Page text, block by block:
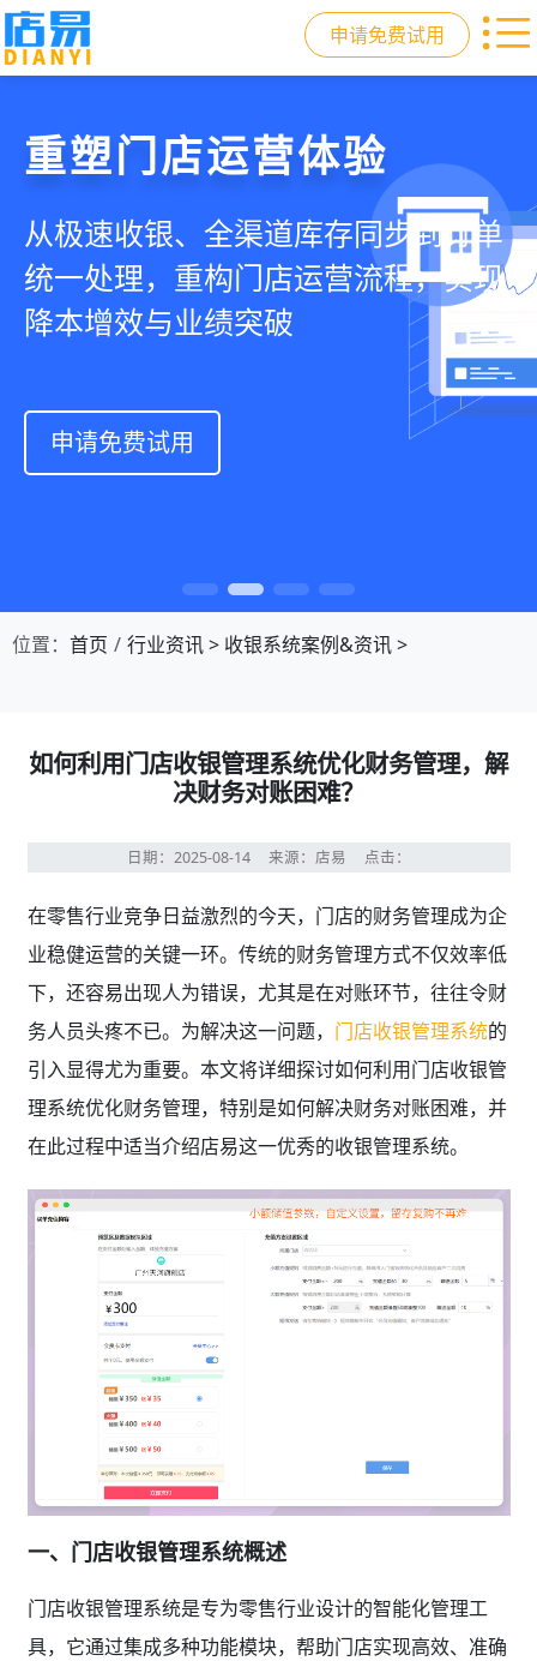
申请免费试用
门店收银，就用店易
智慧收银+商品库存+会员增长+小程序
商城，一套系统解决开店管店及业绩
增长难题
申请免费试用
重塑门店运营体验
从极速收银、全渠道库存同步到订单
统一处理，重构门店运营流程，实现
降本增效与业绩突破
申请免费试用
驱动私域会员增长
从支付即会员、精准营销到优惠券互
通，驱动私域流量沉淀和会员复购，
提升忠诚度和营销效果
申请免费试用
快速拓展生意边界
借助小程序商城、线上引流到线下售
后，打通全域销售渠道，拓展生意边
界，提升顾客体验
申请免费试用
位置： 首页 行业资讯> 收银系统案例&资讯>
如何利用门店收银管理系统优化财务管理，解
决财务对账困难？
日期：2025-08-14 来源：店易 点击：
在零售行业竞争日益激烈的今天，门店的财务管理成为企
业稳健运营的关键一环。传统的财务管理方式不仅效率低
下，还容易出现人为错误，尤其是在对账环节，往往令财
务人员头疼不已。为解决这一问题， 门店收银管理系统的
引入显得尤为重要。本文将详细探讨如何利用门店收银管
理系统优化财务管理，特别是如何解决财务对账困难，并
在此过程中适当介绍店易这一优秀的收银管理系统。
一、门店收银管理系统概述
门店收银管理系统是专为零售行业设计的智能化管理工
具，它通过集成多种功能模块，帮助门店实现高效、准确